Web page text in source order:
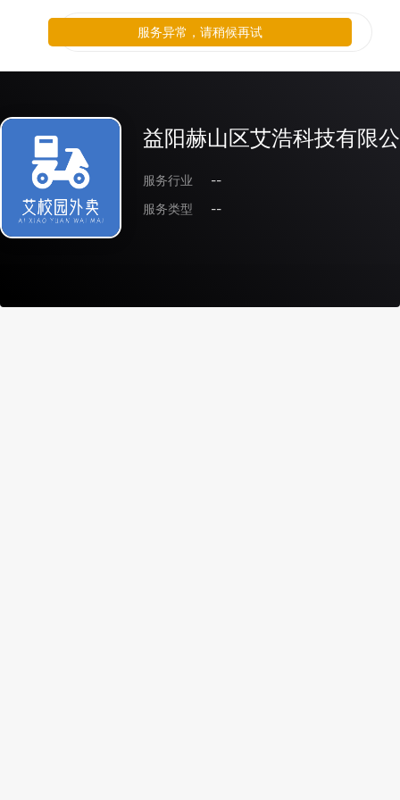
益阳赫山区艾浩科技有限
服务行业
--
服务类型
--
服务异常，请稍候再试